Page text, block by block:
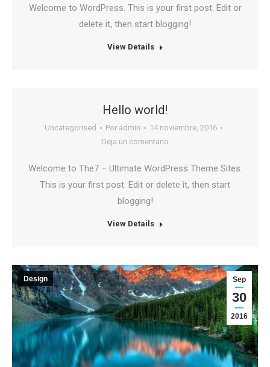
Welcome to WordPress. This is your first post. Edit or
delete it, then start blogging!
View Details
Hello world!
Uncategorised Por admin
14 noviembre, 2016
Deja un comentario
Welcome to The7 – Ultimate WordPress Theme Sites.
This is your first post. Edit or delete it, then start
blogging!
View Details
Sep
30
2016
Design